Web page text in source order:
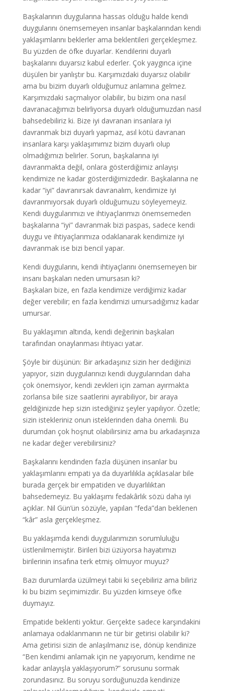
Başkalarının duygularına hassas olduğu halde kendi
duygularını önemsemeyen insanlar başkalarından kendi
yaklaşımlarını beklerler ama beklentileri gerçekleşmez.
Bu yüzden de öfke duyarlar. Kendilerini duyarlı
başkalarını duyarsız kabul ederler. Çok yaygınca içine
düşülen bir yanlıştır bu. Karşımızdaki duyarsız olabilir
ama bu bizim duyarlı olduğumuz anlamına gelmez.
Karşımızdaki saçmalıyor olabilir, bu bizim ona nasıl
davranacağımızı belirliyorsa duyarlı olduğumuzdan nasıl
bahsedebiliriz ki. Bize iyi davranan insanlara iyi
davranmak bizi duyarlı yapmaz, asıl kötü davranan
insanlara karşı yaklaşımımız bizim duyarlı olup
olmadığımızı belirler. Sorun, başkalarına iyi
davranmakta değil, onlara gösterdiğimiz anlayışı
kendimize ne kadar gösterdiğimizdedir. Başkalarına ne
kadar “iyi” davranırsak davranalım, kendimize iyi
davranmıyorsak duyarlı olduğumuzu söyleyemeyiz.
Kendi duygularımızı ve ihtiyaçlarımızı önemsemeden
başkalarına “iyi” davranmak bizi paspas, sadece kendi
duygu ve ihtiyaçlarımıza odaklanarak kendimize iyi
davranmak ise bizi bencil yapar.
Kendi duygularını, kendi ihtiyaçlarını önemsemeyen bir
insanı başkaları neden umursasın ki?
Başkaları bize, en fazla kendimize verdiğimiz kadar
değer verebilir; en fazla kendimizi umursadığımız kadar
umursar.
Bu yaklaşımın altında, kendi değerinin başkaları
tarafından onaylanması ihtiyacı yatar.
Şöyle bir düşünün: Bir arkadaşınız sizin her dediğinizi
yapıyor, sizin duygularınızı kendi duygularından daha
çok önemsiyor, kendi zevkleri için zaman ayırmakta
zorlansa bile size saatlerini ayırabiliyor, bir araya
geldiğinizde hep sizin istediğiniz şeyler yapılıyor. Özetle;
sizin istekleriniz onun isteklerinden daha önemli. Bu
durumdan çok hoşnut olabilirsiniz ama bu arkadaşınıza
ne kadar değer verebilirsiniz?
Başkalarını kendinden fazla düşünen insanlar bu
yaklaşımlarını empati ya da duyarlılıkla açıklasalar bile
burada gerçek bir empatiden ve duyarlılıktan
bahsedemeyiz. Bu yaklaşımı fedakârlık sözü daha iyi
açıklar. Nil Gün’ün sözüyle, yapılan “feda”dan beklenen
“kâr” asla gerçekleşmez.
Bu yaklaşımda kendi duygularımızın sorumluluğu
üstlenilmemiştir. Birileri bizi üzüyorsa hayatımızı
birilerinin insafına terk etmiş olmuyor muyuz?
Bazı durumlarda üzülmeyi tabii ki seçebiliriz ama biliriz
ki bu bizim seçimimizdir. Bu yüzden kimseye öfke
duymayız.
Empatide beklenti yoktur. Gerçekte sadece karşındakini
anlamaya odaklanmanın ne tür bir getirisi olabilir ki?
Ama getirisi sizin de anlaşılmanız ise, dönüp kendinize
“Ben kendimi anlamak için ne yapıyorum, kendime ne
kadar anlayışla yaklaşıyorum?” sorusunu sormak
zorundasınız. Bu soruyu sorduğunuzda kendinize